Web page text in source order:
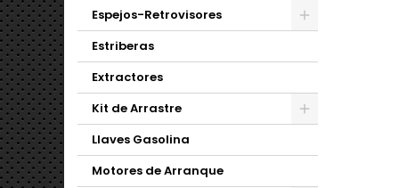
Espejos-Retrovisores
Estriberas
Extractores
Kit de Arrastre
Llaves Gasolina
Motores de Arranque